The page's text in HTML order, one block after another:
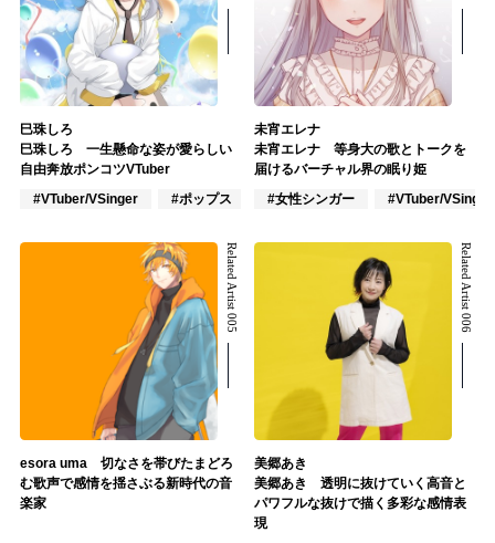
巳珠しろ
巳珠しろ 一生懸命な姿が愛らしい
自由奔放ポンコツVTuber
#VTuber/VSinger
#ポップス #アニメ/ゲーム
未宵エレナ
未宵エレナ 等身大の歌とトークを
届けるバーチャル界の眠り姫
#女性シンガー
#VTuber/VSinger
Related Artist 005
esora uma 切なさを帯びたまどろ
む歌声で感情を揺さぶる新時代の音
楽家
Related Artist 006
美郷あき
美郷あき 透明に抜けていく高音と
パワフルな抜けで描く多彩な感情表
現